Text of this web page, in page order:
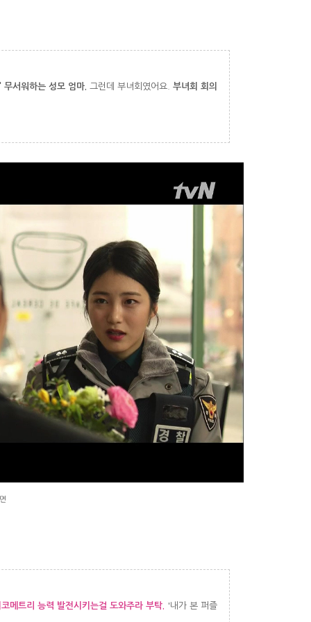
서워하는 성모 엄마. 그런데 부녀회였어요. 부녀회 회의
메트리 능력 발전시키는걸 도와주라 부탁. '내가 본 퍼즐